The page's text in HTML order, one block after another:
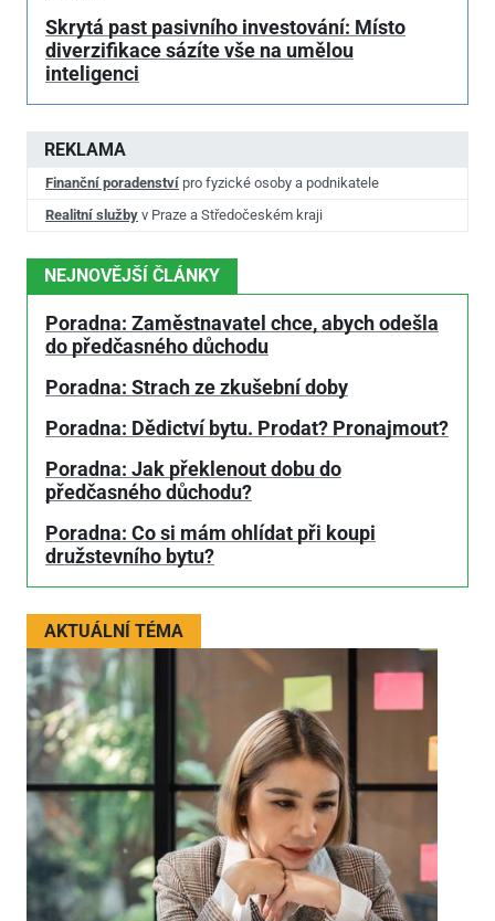
REKLAMA
Finanční poradenství pro fyzické osoby a podnikatele
Realitní služby v Praze a Středočeském kraji
NEJNOVĚJŠÍ ČLÁNKY
Poradna: Zaměstnavatel chce, abych odešla
do předčasného důchodu
Poradna: Strach ze zkušební doby
Poradna: Dědictví bytu. Prodat? Pronajmout?
Poradna: Jak překlenout dobu do
předčasného důchodu?
Poradna: Co si mám ohlídat při koupi
družstevního bytu?
AKTUÁLNÍ TÉMA
Skrytá past pasivního investování: Místo
diverzifikace sázíte vše na umělou
inteligenci